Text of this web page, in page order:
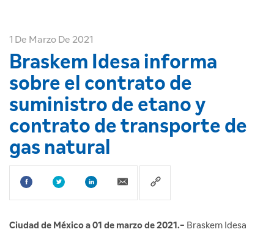
1 De Marzo De 2021
Braskem Idesa informa
sobre el contrato de
suministro de etano y
contrato de transporte de
gas natural
Ciudad de México a 01 de marzo de 2021 .- Braskem Idesa